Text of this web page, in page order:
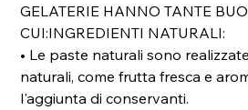
GELATERIE HANNO TANTE
CUI:INGREDIENTI NATURALI:
• Le paste naturali sono
naturali, come frutta fresca e
l'aggiunta di conservanti.